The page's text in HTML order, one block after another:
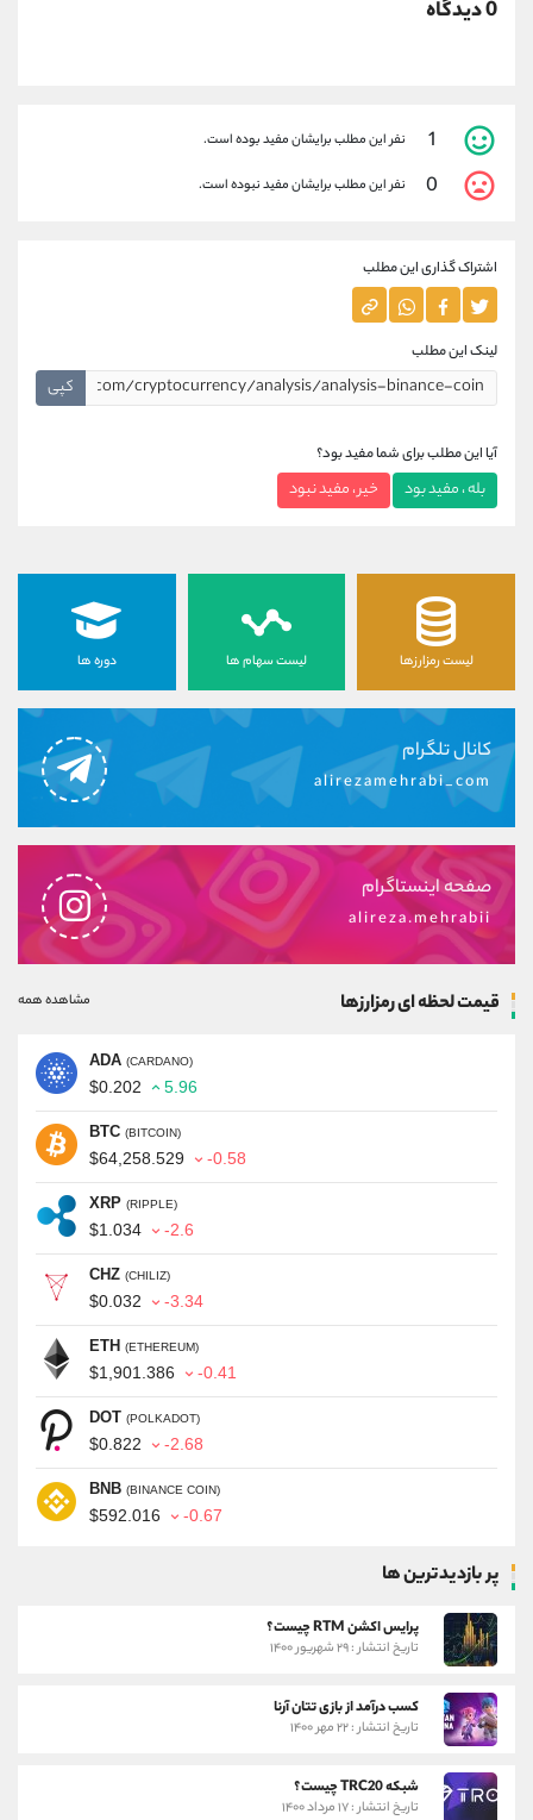
0 دیدگاه
1 نفر این مطلب برایشان مفید بوده است.
0 نفر این مطلب برایشان مفید نبوده است.
اشتراک گذاری این مطلب
لینک این مطلب
کپی
آیا این مطلب برای شما مفید بود؟
بله ، مفید بود خیر ، مفید نبود
لیست رمزارزها لیست سهام ها دوره ها
کانال تلگرام
alirezamehrabi_com
صفحه اینستاگرام
alireza.mehrabii
قیمت لحظه ای رمزارزها مشاهده همه
ADA (CARDANO)
$0.202 5.96
BTC (BITCOIN)
$64,258.529 -0.58
XRP (RIPPLE)
$1.034 -2.6
CHZ (CHILIZ)
$0.032 -3.34
ETH (ETHEREUM)
$1,901.386 -0.41
DOT (POLKADOT)
$0.822 -2.68
BNB (BINANCE COIN)
$592.016 -0.67
پر بازدیدترین ها
پرایس اکشن RTM چیست؟
تاریخ انتشار : ۲۹ شهریور ۱۴۰۰
کسب درآمد از بازی تتان آرنا
تاریخ انتشار : ۲۲ مهر ۱۴۰۰
شبکه TRC20 چیست؟
تاریخ انتشار : ۱۷ مرداد ۱۴۰۰